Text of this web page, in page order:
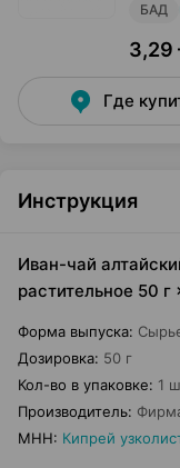
БАД
3,29
Где
Инструкция
Иван-чай
растительное 50
Форма выпуска:
Дозировка: 50 г
Кол-во в упаковке: 1
Производитель:
МНН: Кипрей